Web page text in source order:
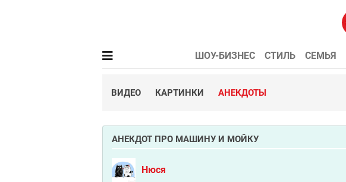
ШОУ-БИЗНЕС СТИЛЬ СЕМЬЯ
ВИДЕО КАРТИНКИ АНЕКДОТЫ
АНЕКДОТ ПРО МАШИНУ И МОЙКУ
Нюся